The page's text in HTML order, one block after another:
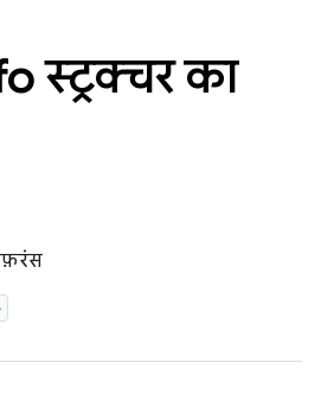
स्ट्रक्चर का